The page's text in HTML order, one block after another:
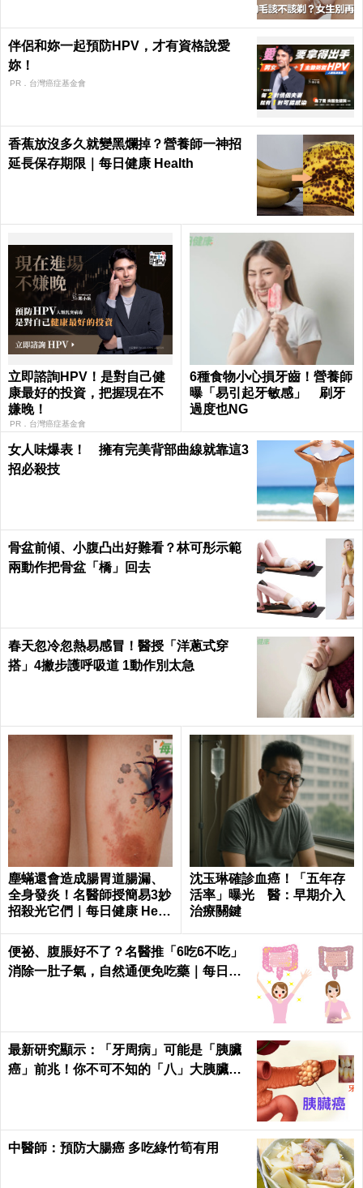
伴侶和妳一起預防HPV，才有資格說愛
妳！
PR．台灣癌症基金會
香蕉放沒多久就變黑爛掉？營養師一神招
延長保存期限｜每日健康 Health
立即諮詢HPV！是對自己健
康最好的投資，把握現在不
嫌晚！
PR．台灣癌症基金會
6種食物小心損牙齒！營養師
曝「易引起牙敏感」 刷牙
過度也NG
女人味爆表！ 擁有完美背部曲線就靠這3
招必殺技
骨盆前傾、小腹凸出好難看？林可彤示範
兩動作把骨盆「橋」回去
春天忽冷忽熱易感冒！醫授「洋蔥式穿
搭」4撇步護呼吸道 1動作別太急
塵蟎還會造成腸胃道腸漏、
全身發炎！名醫師授簡易3妙
招殺光它們｜每日健康 Healt
沈玉琳確診血癌！「五年存
活率」曝光 醫：早期介入
治療關鍵
便祕、腹脹好不了？名醫推「6吃6不吃」
消除一肚子氣，自然通便免吃藥｜每日健
最新研究顯示：「牙周病」可能是「胰臟
癌」前兆！你不可不知的「八」大胰臟癌
中醫師：預防大腸癌 多吃綠竹筍有用